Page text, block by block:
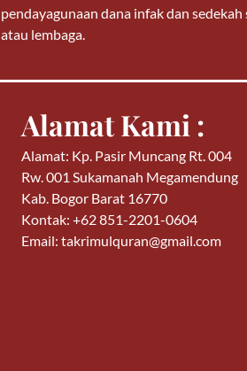
pendayagunaan dana infak dan
atau lembaga.
Alamat Kami :
Alamat: Kp. Pasir Muncang Rt. 004
Rw. 001 Sukamanah Megamendung
Kab. Bogor Barat 16770
Kontak: +62 851-2201-0604
Email: takrimulquran@gmail.com